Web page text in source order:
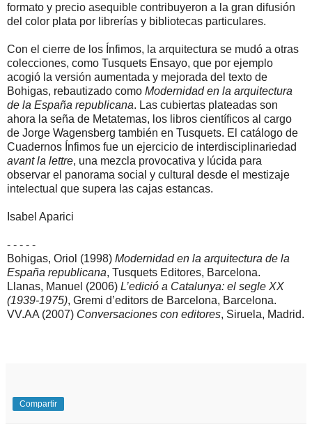
formato y precio asequible contribuyeron a la gran difusión
del color plata por librerías y bibliotecas particulares.
Con el cierre de los Ínfimos, la arquitectura se mudó a otras
colecciones, como Tusquets Ensayo, que por ejemplo
acogió la versión aumentada y mejorada del texto de
Bohigas, rebautizado como Modernidad en la arquitectura
de la España republicana. Las cubiertas plateadas son
ahora la seña de Metatemas, los libros científicos al cargo
de Jorge Wagensberg también en Tusquets. El catálogo de
Cuadernos Ínfimos fue un ejercicio de interdisciplinariedad
avant la lettre, una mezcla provocativa y lúcida para
observar el panorama social y cultural desde el mestizaje
intelectual que supera las cajas estancas.
Isabel Aparici
- - - - -
Bohigas, Oriol (1998) Modernidad en la arquitectura de la
España republicana, Tusquets Editores, Barcelona.
Llanas, Manuel (2006) L’edició a Catalunya: el segle XX
(1939-1975), Gremi d’editors de Barcelona, Barcelona.
VV.AA (2007) Conversaciones con editores, Siruela, Madrid.
Compartir